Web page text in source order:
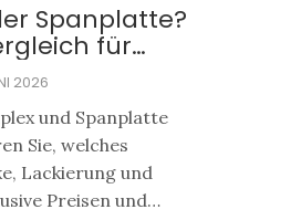
Spanplatte?
für
2026
und Spanplatte
Sie, welches
Lackierung und
Preisen und